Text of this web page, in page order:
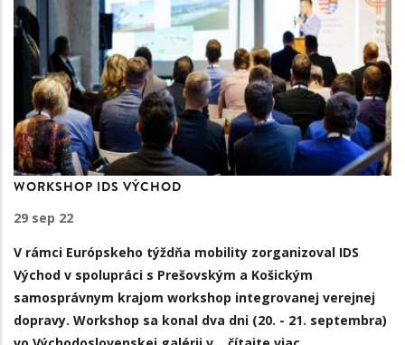
WORKSHOP IDS VÝCHOD
29 sep 22
V rámci Európskeho týždňa mobility zorganizoval IDS
Východ v spolupráci s Prešovským a Košickým
samosprávnym krajom workshop integrovanej verejnej
dopravy. Workshop sa konal dva dni (20. - 21. septembra)